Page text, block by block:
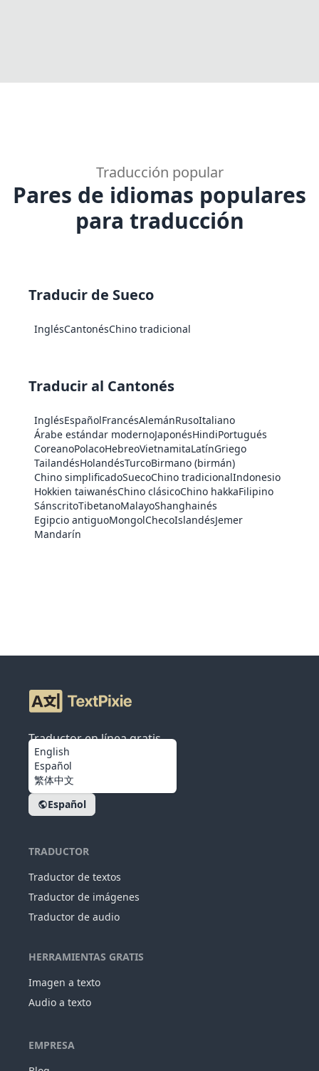
Traducción popular
Pares de idiomas populares
para traducción
Traducir de Sueco
InglésCantonésChino tradicional
Traducir al Cantonés
InglésEspañolFrancésAlemánRusoItaliano
Árabe estándar modernoJaponésHindiPortugués
CoreanoPolacoHebreoVietnamitaLatínGriego
TailandésHolandésTurcoBirmano (birmán)
Chino simplificadoSuecoChino tradicionalIndonesio
Hokkien taiwanésChino clásicoChino hakkaFilipino
SánscritoTibetanoMalayoShanghainés
Egipcio antiguoMongolChecoIslandésJemer
Mandarín
Traductor en línea gratis
Español
English
Español
繁体中文
TRADUCTOR
Traductor de textos
Traductor de imágenes
Traductor de audio
HERRAMIENTAS GRATIS
Imagen a texto
Audio a texto
EMPRESA